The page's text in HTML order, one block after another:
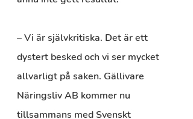
– Vi är självkritiska. Det är ett
dystert besked och vi ser mycket
allvarligt på saken. Gällivare
Näringsliv AB kommer nu
tillsammans med Svenskt